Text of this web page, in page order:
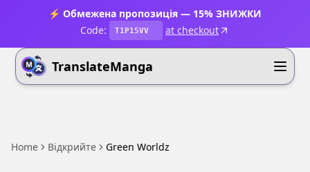
⚡ Обмежена пропозиція — 15% ЗНИЖКИ
Code:
T1P15VV at checkout
TranslateManga
Home Відкрийте Green Worldz